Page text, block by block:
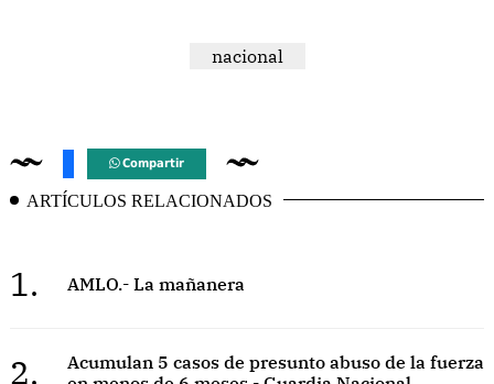
nacional
Compartir
ARTÍCULOS RELACIONADOS
1. AMLO.- La mañanera
2.
Acumulan 5 casos de presunto abuso de la fuerza